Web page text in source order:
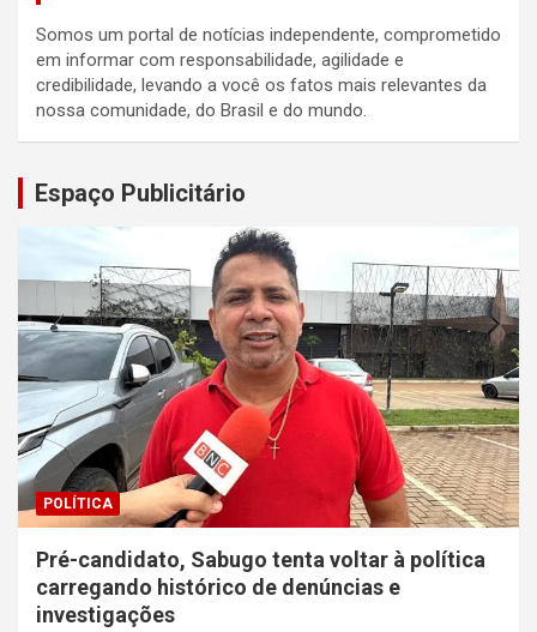
Somos um portal de notícias independente, comprometido
em informar com responsabilidade, agilidade e
credibilidade, levando a você os fatos mais relevantes da
nossa comunidade, do Brasil e do mundo.
Espaço Publicitário
POLÍTICA
Pré-candidato, Sabugo tenta voltar à política
carregando histórico de denúncias e
investigações